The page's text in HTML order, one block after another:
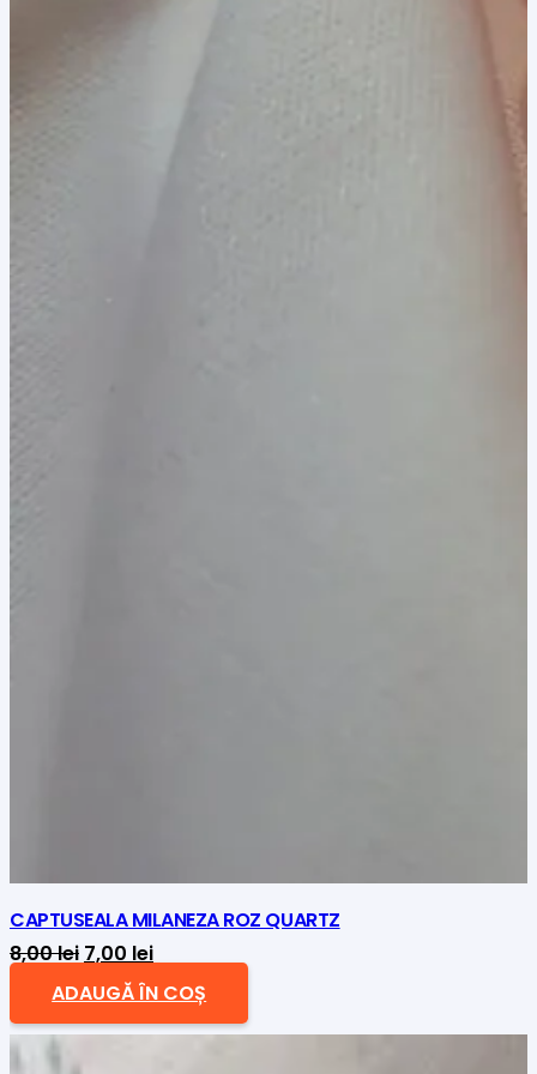
CAPTUSEALA MILANEZA ROZ QUARTZ
8,00lei Prețul
inițial
a
7,00 leiPrețul
curent
este:
ADAUGĂ ÎN COȘ